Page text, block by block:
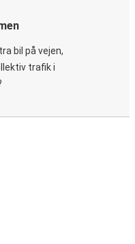
bil på vejen,
trafik i